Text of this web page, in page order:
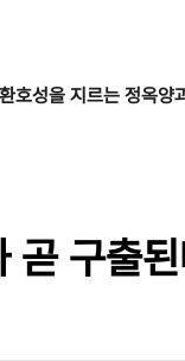
호성을 지르는 정옥양
구출